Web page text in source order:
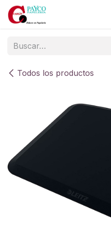
Ir al contenido
Todos los productos